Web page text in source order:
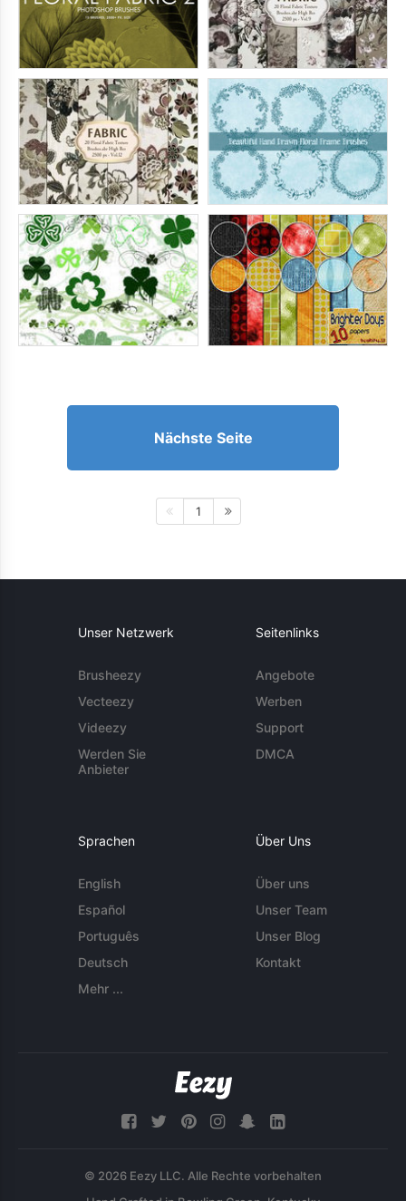
Nächste Seite
1
Unser Netzwerk
Brusheezy
Vecteezy
Videezy
Werden Sie
Anbieter
Seitenlinks
Angebote
Werben
Support
DMCA
Sprachen
English
Español
Português
Deutsch
Mehr ...
Über Uns
Über uns
Unser Team
Unser Blog
Kontakt
© 2026 Eezy LLC. Alle Rechte vorbehalten